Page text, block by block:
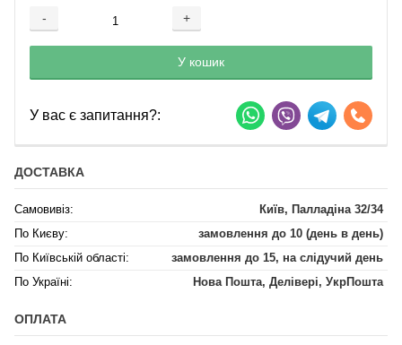
- +
Добавляется...
У кошик
Добавлен
У вас є запитання?:
ДОСТАВКА
Самовивіз:
Київ, Палладіна 32/34
По Києву:
замовлення до 10 (день в день)
По Київській області:
замовлення до 15, на слідучий день
По Україні:
Нова Пошта, Делівері, УкрПошта
ОПЛАТА